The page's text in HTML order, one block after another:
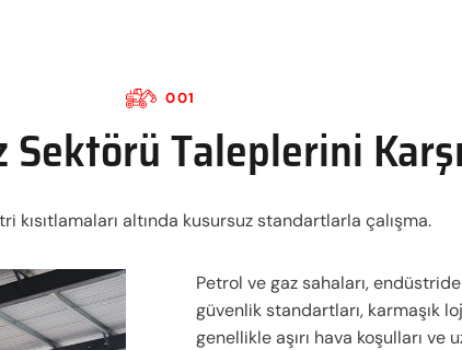
001
Sektörü Taleplerini
kısıtlamaları altında kusursuz standartlarla çalışma.
Petrol ve gaz sahaları,
güvenlik standartları, karmaşık
genellikle aşırı hava koşulları ve